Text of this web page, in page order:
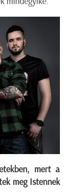
mert a
meg Istennek